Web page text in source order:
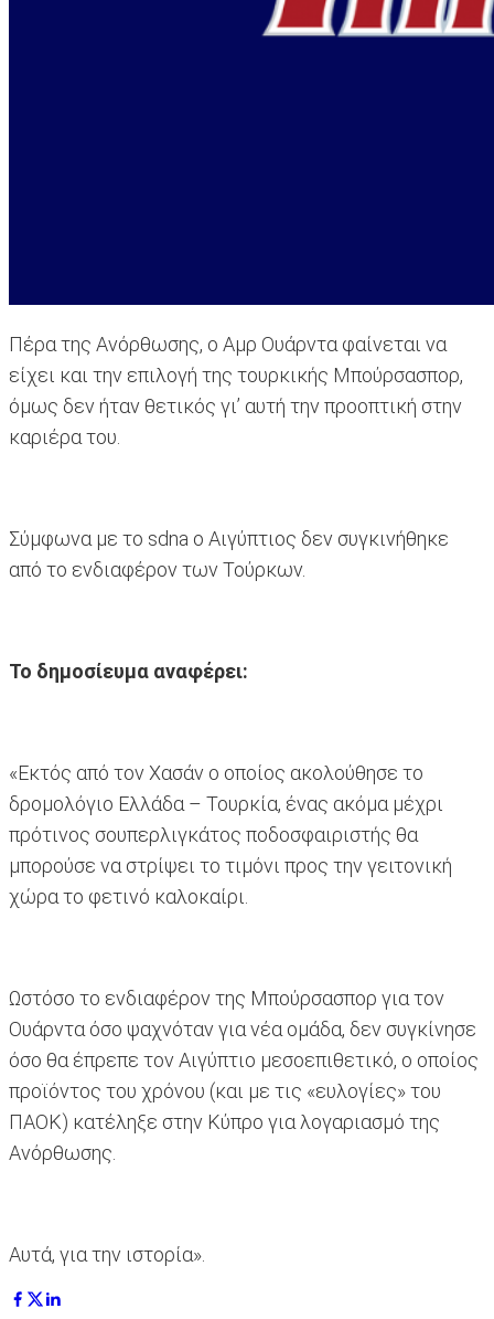
Πέρα της Ανόρθωσης, ο Αμρ Ουάρντα φαίνεται να
είχει και την επιλογή της τουρκικής Μπούρσασπορ,
όμως δεν ήταν θετικός γι’ αυτή την προοπτική στην
καριέρα του.
Σύμφωνα με το sdna ο Αιγύπτιος δεν συγκινήθηκε
από το ενδιαφέρον των Τούρκων.
Το δημοσίευμα αναφέρει:
«Εκτός από τον Χασάν ο οποίος ακολούθησε το
δρομολόγιο Ελλάδα – Τουρκία, ένας ακόμα μέχρι
πρότινος σουπερλιγκάτος ποδοσφαιριστής θα
μπορούσε να στρίψει το τιμόνι προς την γειτονική
χώρα το φετινό καλοκαίρι.
Ωστόσο το ενδιαφέρον της Μπούρσασπορ για τον
Ουάρντα όσο ψαχνόταν για νέα ομάδα, δεν συγκίνησε
όσο θα έπρεπε τον Αιγύπτιο μεσοεπιθετικό, ο οποίος
προϊόντος του χρόνου (και με τις «ευλογίες» του
ΠΑΟΚ) κατέληξε στην Κύπρο για λογαριασμό της
Ανόρθωσης.
Αυτά, για την ιστορία».